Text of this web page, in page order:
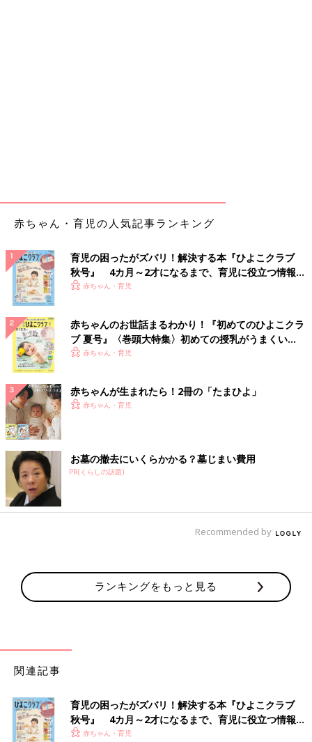
赤ちゃん・育児の人気記事ランキング
育児の困ったがズバリ！解決する本『ひよこクラブ
秋号』 4カ月～2才になるまで、育児に役立つ情報が
いっぱい！
赤ちゃん・育児
赤ちゃんのお世話まるわかり！『初めてのひよこクラ
ブ 夏号』〈巻頭大特集〉初めての授乳がうまくい
く！ おっぱい・ミルクの基本と夏のトラブル 解決テ
赤ちゃん・育児
赤ちゃんが生まれたら！2冊の「たまひよ」
赤ちゃん・育児
お墓の撤去にいくらかかる？墓じまい費用
PR(くらしの話題)
Recommended by
ランキングをもっと見る
関連記事
育児の困ったがズバリ！解決する本『ひよこクラブ
秋号』 4カ月～2才になるまで、育児に役立つ情報が
いっぱい！
赤ちゃん・育児